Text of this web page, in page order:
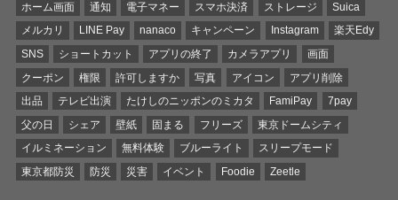
ホーム画面
通知 電子マネー スマホ決済 ストレージ
Suica
メルカリ
LINE Pay nanaco キャンペーン Instagram
楽天Edy
SNS
ショートカット アプリの終了 カメラアプリ
画面
クーポン
権限 許可しますか 写真 アイコン
アプリ削除
出品
テレビ出演 たけしのニッポンのミカタ FamiPay
7pay
父の日
シェア 壁紙 固まる フリーズ
東京ドームシティ
イルミネーション
無料体験 ブルーライト
スリープモード
東京都防災
防災 災害 イベント Foodie Zeetle